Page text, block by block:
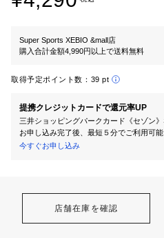
Super Sports XEBIO &mall店
購入合計金額4,990円以上で送料無料
取得予定ポイント数： 39 pt
提携クレジットカードで還元率UP
三井ショッピングパークカード《セゾン
お申し込み完了後、最短５分でご利用可能
今すぐお申し込み
店舗在庫を確認